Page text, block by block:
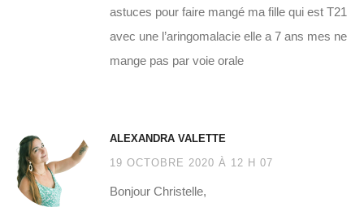
astuces pour faire mangé ma fille qui est T21
avec une l’aringomalacie elle a 7 ans mes ne
mange pas par voie orale
ALEXANDRA VALETTE
19 OCTOBRE 2020 À 12 H 07
Bonjour Christelle,